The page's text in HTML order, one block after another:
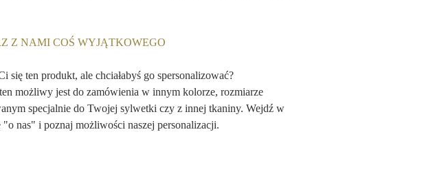
Z NAMI COŚ WYJĄTKOWEGO
się ten produkt, ale chciałabyś go spersonalizować?
możliwy jest do zamówienia w innym kolorze, rozmiarze
specjalnie do Twojej sylwetki czy z innej tkaniny. Wejdź w
"o nas" i poznaj możliwości naszej personalizacji.